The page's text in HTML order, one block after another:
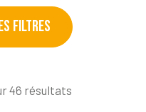
FILTRES
46 résultats